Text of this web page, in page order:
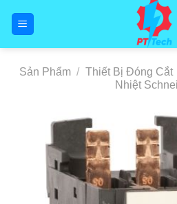
Sản Phẩm / Thiết Bị Đóng Cắt
Nhiệt